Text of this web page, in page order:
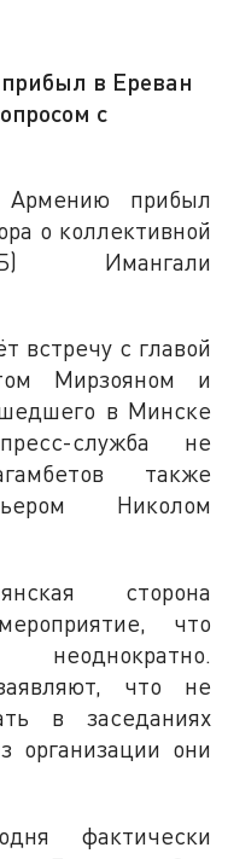
в Ереван
с
прибыл
о коллективной
Имангали
встречу с главой
Мирзояном и
в Минске
служба не
также
Николом
сторона
что
что не
в заседаниях
организации они
фактически